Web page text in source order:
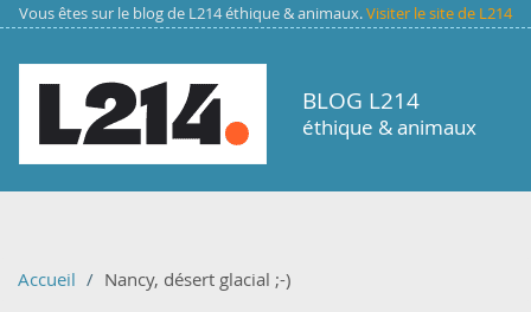
Aller au contenu principal
Vous êtes sur le blog de L214 éthique & animaux.Visiter le site de L214
BLOG L214
éthique & animaux
Accueil Nancy, désert glacial ;-)